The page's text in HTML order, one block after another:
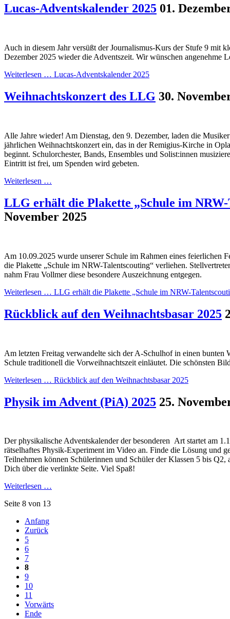
Lucas-Adventskalender 2025 01.
Auch in diesem Jahr versüßt der Journalismus-Kurs der Stufe 9 mit
Dezember 2025 wieder die Adventszeit. Wir wünschen angenehme
Weiterlesen … Lucas-Adventskalender 2025
Weihnachtskonzert des LLG 30.
Alle Jahre wieder! Am Dienstag, den 9. Dezember, laden die
jährlichen Weihnachtskonzert ein, das in der Remigius-Kirche in
beginnt. Schulorchester, Bands, Ensembles und Solist:innen
Eintritt ist frei, um Spenden wird gebeten.
Weiterlesen …
LLG erhält die Plakette „Schule im
November 2025
Am 10.09.2025 wurde unserer Schule im Rahmen eines feierlichen
die Plakette „Schule im NRW-Talentscouting“ verliehen.
nahm Frau Vollmer diese besondere Auszeichnung entgegen.
Weiterlesen … LLG erhält die Plakette „Schule im NRW-
Rückblick auf den Weihnachtsbasar 2025
Am letzten Freitag verwandelte sich der A-Schulhof in einen bunten
Schule traditionell die Vorweihnachtszeit einläutet. Die schönsten
Weiterlesen … Rückblick auf den Weihnachtsbasar 2025
Physik im Advent (PiA) 2025 25.
Der physikalische Adventskalender der besonderen Art startet am
rätselhaftes Physik-Experiment im Video an. Finde die Lösung und
Teilnehmen können Schülerinnen und Schüler der Klassen 5 bis Q2,
Dich über die verlinkte Seite. Viel Spaß!
Weiterlesen …
Seite 8 von 13
Anfang
Zurück
5
6
7
8
9
10
11
Vorwärts
Ende